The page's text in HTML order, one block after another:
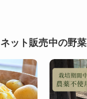
ネット販売中の野菜